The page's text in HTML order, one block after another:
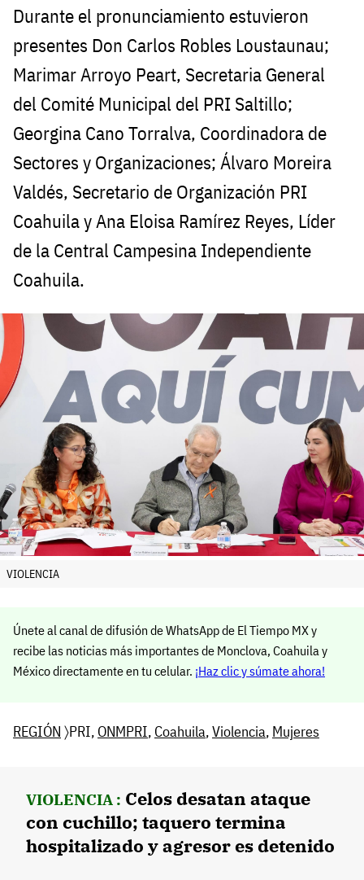
Durante el pronunciamiento estuvieron
presentes Don Carlos Robles Loustaunau;
Marimar Arroyo Peart, Secretaria General
del Comité Municipal del PRI Saltillo;
Georgina Cano Torralva, Coordinadora de
Sectores y Organizaciones; Álvaro Moreira
Valdés, Secretario de Organización PRI
Coahuila y Ana Eloisa Ramírez Reyes, Líder
de la Central Campesina Independiente
Coahuila.
VIOLENCIA
Únete al canal de difusión de WhatsApp de El Tiempo MX y
recibe las noticias más importantes de Monclova, Coahuila y
México directamente en tu celular. ¡Haz clic y súmate ahora!
REGIÓN 〉PRI, ONMPRI, Coahuila,Violencia, Mujeres
VIOLENCIA : Celos desatan ataque
con cuchillo; taquero termina
hospitalizado y agresor es detenido